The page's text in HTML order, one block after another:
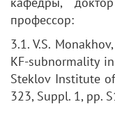
профессор:
3.1. V.S.
KF-subnormality
Steklov Institute
323, Suppl. 1, pp.